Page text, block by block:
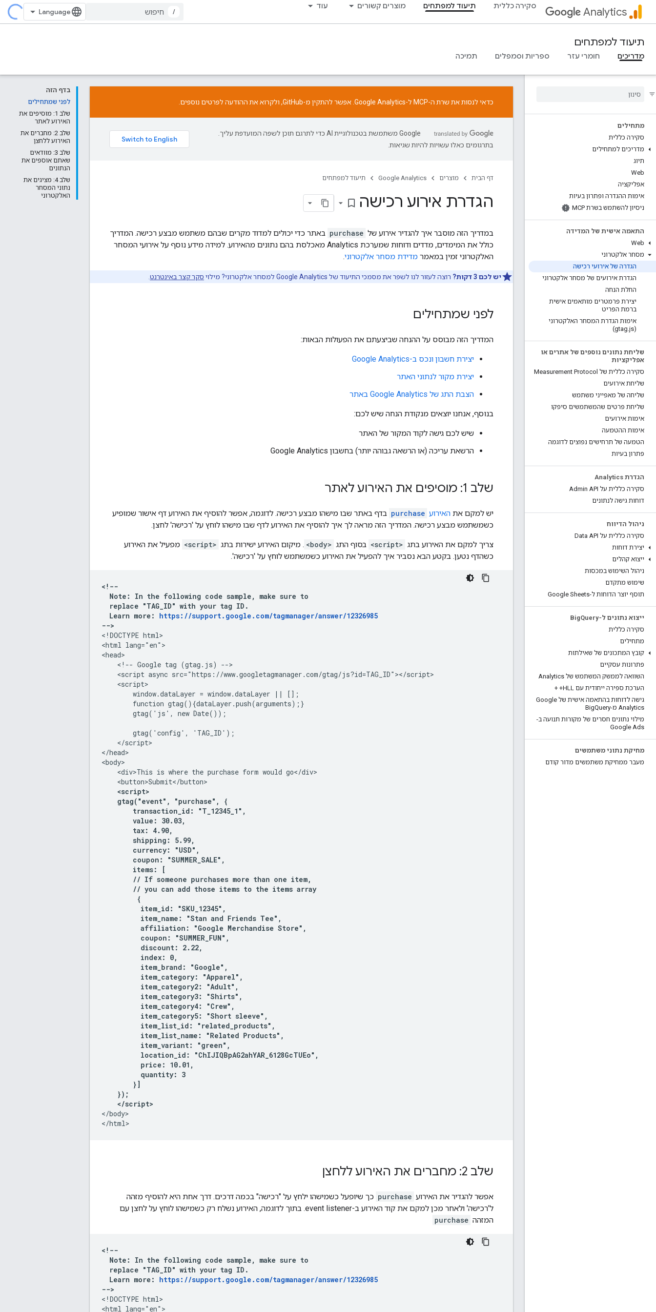
Analytics סקירה כללית תיעוד למפתחים מוצרים קשורים עוד
/
תיעוד למפתחים
מדריכים חומרי עזר ספריות וסמפלים תמיכה
מתחילים
סקירה כללית
מדריכים למתחילים
תיוג
Web
אפליקציה
אימות ההגדרה ופתרון בעיות
ניסיון להשתמש בשרת MCP
התאמה אישית של המדידה
Web
מסחר אלקטרוני
הגדרה של אירועי רכישה
הגדרת אירועים של מסחר אלקטרוני
החלת הנחה
יצירת פרמטרים מותאמים אישית
ברמת הפריט
אימות הגדרת המסחר האלקטרוני
(gtag
.js)
שליחת נתונים נוספים של אתרים או
אפליקציות
סקירה כללית של Measurement Protocol
שליחת אירועים
שליחה של מאפייני משתמש
שליחת פרטים שהמשתמשים סיפקו
אימות אירועים
אימות ההטמעה
הטמעה של תרחישים נפוצים לדוגמה
פתרון בעיות
הגדרת Analytics
סקירה כללית על Admin API
דוחות גישה לנתונים
ניהול הדיווח
סקירה כללית על Data API
יצירת דוחות
ייצוא קהלים
ניהול השימוש במכסות
שימוש מתקדם
תוסף יוצר הדוחות ל-Google Sheets
ייצוא נתונים ל-BigQuery
סקירה כללית
מתחילים
קובץ המתכונים של שאילתות
פתרונות עסקיים
השוואה לממשק המשתמש של Analytics
הערכת ספירה ייחודית עם HLL+ +
גישה לדוחות בהתאמה אישית של Google
Analytics מ-Big
Query
מילוי נתונים חסרים של מקורות תנועה ב-
Google Ads
מחיקת נתוני משתמשים
מעבר ממחיקת משתמשים מדור קודם
בדף הזה
לפני שמתחילים
שלב 1: מוסיפים את
האירוע לאתר
שלב 2: מחברים את
האירוע ללחצן
שלב 3: מוודאים
שאתם אוספים את
הנתונים
שלב 4: מציגים את
נתוני המסחר
האלקטרוני
כדאי לנסות את שרת ה-MCP ל-Google Analytics. אפשר להתקין מ- GitHub, ולקרוא את ההודעה לפרטים נוספים.
‫Google משתמשת בטכנולוגיית AI כדי לתרגם תוכן לשפה המועדפת עליך.
בתרגומים כאלו עשויות להיות שגיאות.
דף הבית מוצרים Google Analytics תיעוד למפתחים
הגדרת אירוע רכישה bookmark_border
במדריך הזה מוסבר איך להגדיר אירוע של purchase באתר כדי יכולים למדוד מקרים שבהם משתמש מבצע רכישה. המדריך
כולל את המימדים, מדדים ודוחות שמערכת Analytics מאכלסת בהם נתונים מהאירוע. למידה מידע נוסף על אירועי המסחר
האלקטרוני זמין במאמר מדידת מסחר אלקטרוני.
יש לכם 3 דקות? רוצה לעזור לנו לשפר את מסמכי התיעוד של Google Analytics למסחר אלקטרוני? מילוי סקר קצר באינטרנט
לפני שמתחילים
המדריך הזה מבוסס על ההנחה שביצעתם את הפעולות הבאות:
יצירת חשבון ונכס ב-Google Analytics
יצירת מקור לנתוני האתר
הצבת התג של Google Analytics באתר
בנוסף, אנחנו יוצאים מנקודת הנחה שיש לכם:
שיש לכם גישה לקוד המקור של האתר
הרשאת עריכה (או הרשאה גבוהה יותר) בחשבון Google Analytics
שלב 1: מוסיפים את האירוע לאתר
יש למקם את האירוע purchase בדף באתר שבו מישהו מבצע רכישה. לדוגמה, אפשר להוסיף את האירוע דף אישור שמופיע
כשמשתמש מבצע רכישה. המדריך הזה מראה לך איך להוסיף את האירוע לדף שבו מישהו לוחץ על 'רכישה' לחצן.
צריך למקם את האירוע בתג <script> בסוף התג <body> . מיקום האירוע ישירות בתג <script> מפעיל את האירוע
כשהדף נטען. בקטע הבא נסביר איך להפעיל את האירוע כשמשתמש לוחץ על 'רכישה'.
<!--
  Note: In the following code sample, make sure to
  replace "TAG_ID" with your tag ID.
  Learn more:
https://support.google.com/tagmanager/answer/12326985
-->
<!DOCTYPE html>
<html lang="en">
<head>
    <!-- Google tag (gtag.js) -->
    <script async src="https://www.googletagmanager.com/gtag/js?id=TAG_ID"></script>
    <script>
        window.dataLayer = window.dataLayer || [];
        function gtag(){dataLayer.push(arguments);}
        gtag('js', new Date());
        gtag('config', 'TAG_ID');
    </script>
</head>
<body>
    <div>This is where the purchase form would go</div>
    <button>Submit</button>
<script>
    gtag("event", "purchase", {
        transaction_id: "T_12345_1",
        value: 30.03,
        tax: 4.90,
        shipping: 5.99,
        currency: "USD",
        coupon: "SUMMER_SALE",
        items: [
        // If someone purchases more than one item,
        // you can add those items to the items array
         {
          item_id: "SKU_12345",
          item_name: "Stan and Friends Tee",
          affiliation: "Google Merchandise Store",
          coupon: "SUMMER_FUN",
          discount: 2.22,
          index: 0,
          item_brand: "Google",
          item_category: "Apparel",
          item_category2: "Adult",
          item_category3: "Shirts",
          item_category4: "Crew",
          item_category5: "Short sleeve",
          item_list_id: "related_products",
          item_list_name: "Related Products",
          item_variant: "green",
          location_id: "ChIJIQBpAG2ahYAR_6128GcTUEo",
          price: 10.01,
          quantity: 3
        }]
    });
    </script>
</body>
שלב 2: מחברים את האירוע ללחצן
אפשר להגדיר את האירוע purchase כך שיופעל כשמישהו ילחץ על "רכישה" בכמה דרכים. דרך אחת היא להוסיף מזהה
ל'רכישה' ולאחר מכן למקם את קוד האירוע ב-event listener. בתוך לדוגמה, האירוע נשלח רק כשמישהו לוחץ על לחצן עם
המזהה purchase
<!--
  Note: In the following code sample, make sure to
  replace "TAG_ID" with your tag ID.
  Learn more:
https://support.google.com/tagmanager/answer/12326985
-->
<!DOCTYPE html>
<html lang="en">